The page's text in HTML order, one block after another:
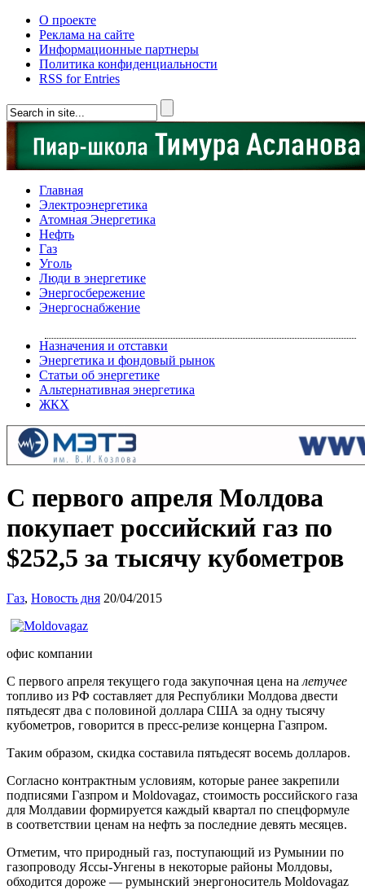
О проекте
Реклама на сайте
Информационные партнеры
Политика конфиденциальности
RSS for Entries
Главная
Электроэнергетика
Атомная Энергетика
Нефть
Газ
Уголь
Люди в энергетике
Энергосбережение
Энергоснабжение
Назначения и отставки
Энергетика и фондовый рынок
Статьи об энергетике
Альтернативная энергетика
ЖКХ
С первого апреля Молдова
покупает российский газ по
$252,5 за тысячу кубометров
Газ, Новость дня 20/04/2015
офис компании
С первого апреля текущего года закупочная цена на летучее
топливо из РФ составляет для Республики Молдова двести
пятьдесят два с половиной доллара США за одну тысячу
кубометров, говорится в пресс-релизе концерна Газпром.
Таким образом, скидка составила пятьдесят восемь долларов.
Согласно контрактным условиям, которые ранее закрепили
подписями Газпром и Moldovagaz, стоимость российского газа
для Молдавии формируется каждый квартал по спецформуле
в соответствии ценам на нефть за последние девять месяцев.
Отметим, что природный газ, поступающий из Румынии по
газопроводу Яссы-Унгены в некоторые районы Молдовы,
обходится дороже — румынский энергоноситель Moldovagaz